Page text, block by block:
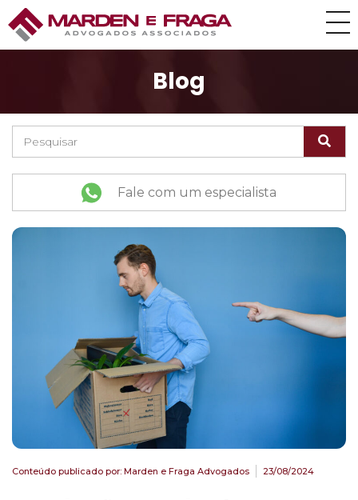
Blog
Fale com um especialista
Conteúdo publicado por: Marden e Fraga Advogados 23/08/2024